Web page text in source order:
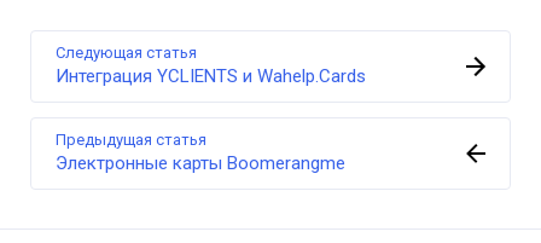
Предыдущая статья
Электронные карты Boomerangme
Следующая статья
Интеграция YCLIENTS и Wahelp.Cards